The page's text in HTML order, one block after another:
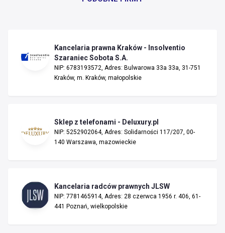
Kancelaria prawna Kraków - Insolventio
Szaraniec Sobota S.A.
NIP: 6783193572, Adres: Bulwarowa 33a 33a, 31-751
Kraków, m. Kraków, małopolskie
Sklep z telefonami - Deluxury.pl
NIP: 5252902064, Adres: Solidarności 117/207, 00-
140 Warszawa, mazowieckie
Kancelaria radców prawnych JLSW
NIP: 7781465914, Adres: 28 czerwca 1956 r. 406, 61-
441 Poznań, wielkopolskie